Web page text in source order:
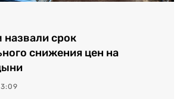
назвали срок
снижения цен на